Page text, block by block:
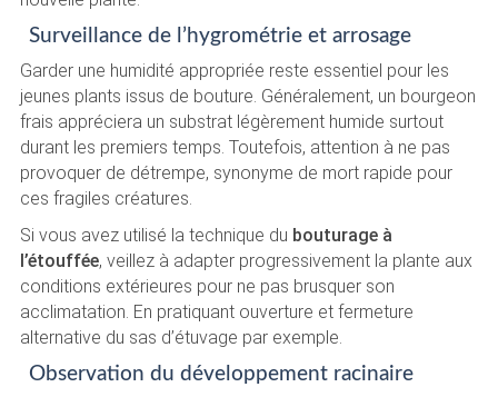
Surveillance de l’hygrométrie et arrosage
Garder une humidité appropriée reste essentiel pour les
jeunes plants issus de bouture. Généralement, un bourgeon
frais appréciera un substrat légèrement humide surtout
durant les premiers temps. Toutefois, attention à ne pas
provoquer de détrempe, synonyme de mort rapide pour
ces fragiles créatures.
Si vous avez utilisé la technique du bouturage à
l’étouffée, veillez à adapter progressivement la plante aux
conditions extérieures pour ne pas brusquer son
acclimatation. En pratiquant ouverture et fermeture
alternative du sas d’étuvage par exemple.
Observation du développement racinaire